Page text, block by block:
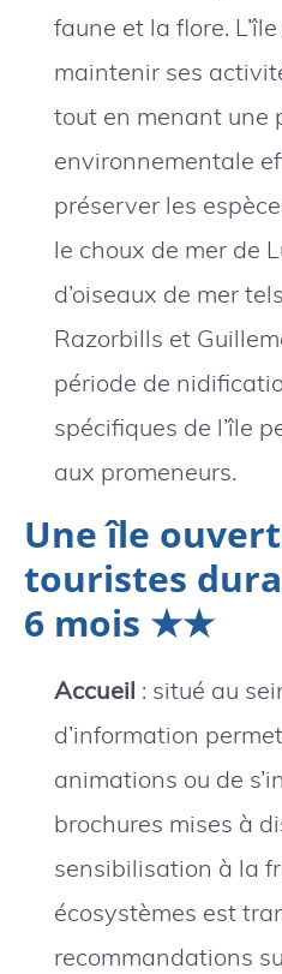
faune et la flore.
maintenir ses
tout en menant une
environnementale
préserver les
le choux de mer de
d’oiseaux de mer
Razorbills et
période de
spécifiques de l’île
aux promeneurs.
Une île
touristes
6 mois ★★
Accueil : situé au
d’information
animations ou de
brochures mises à
sensibilisation à la
écosystèmes est
recommandations